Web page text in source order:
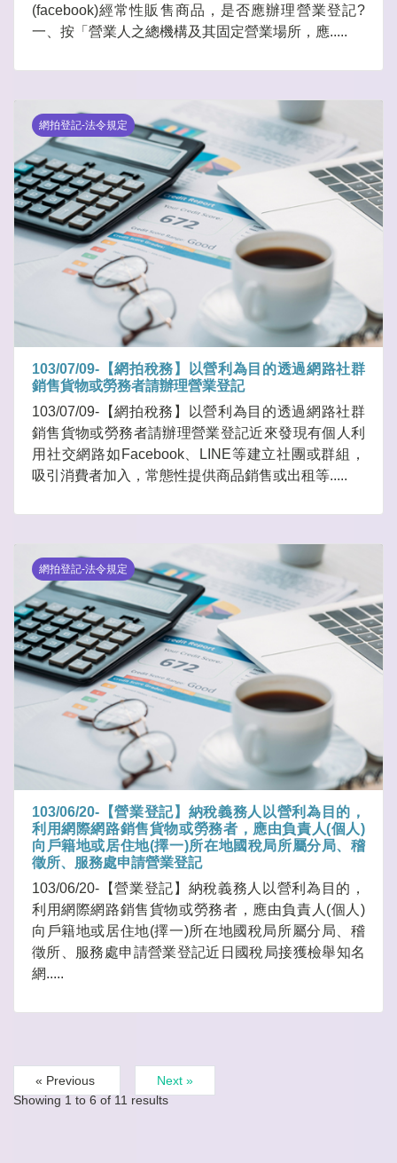
(facebook)經常性販售商品，是否應辦理營業登記?
一、按「營業人之總機構及其固定營業場所，應.....
網拍登記-法令規定
103/07/09-【網拍稅務】以營利為目的透過網路社群
銷售貨物或勞務者請辦理營業登記
103/07/09-【網拍稅務】以營利為目的透過網路社群
銷售貨物或勞務者請辦理營業登記近來發現有個人利
用社交網路如Facebook、LINE等建立社團或群組，
吸引消費者加入，常態性提供商品銷售或出租等.....
網拍登記-法令規定
103/06/20-【營業登記】納稅義務人以營利為目的，
利用網際網路銷售貨物或勞務者，應由負責人(個人)
向戶籍地或居住地(擇一)所在地國稅局所屬分局、稽
徵所、服務處申請營業登記
103/06/20-【營業登記】納稅義務人以營利為目的，
利用網際網路銷售貨物或勞務者，應由負責人(個人)
向戶籍地或居住地(擇一)所在地國稅局所屬分局、稽
徵所、服務處申請營業登記近日國稅局接獲檢舉知名
網.....
« Previous
Next »
Showing 1 to 6 of 11 results